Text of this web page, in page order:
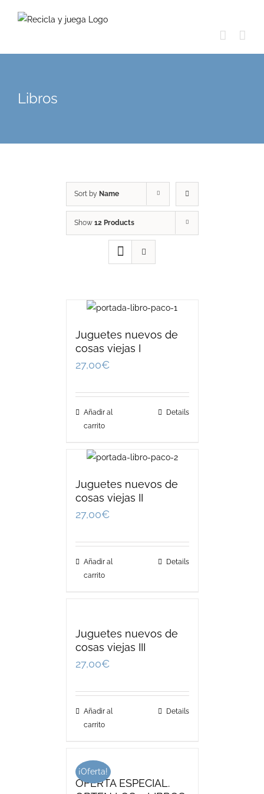
Libros
Sort by Name
Show 12 Products
Juguetes nuevos de
cosas viejas I
27,00€
Añadir al
carrito
Details
Juguetes nuevos de
cosas viejas II
27,00€
Añadir al
carrito
Details
Juguetes nuevos de
cosas viejas III
27,00€
Añadir al
carrito
Details
¡Oferta!
OFERTA ESPECIAL.